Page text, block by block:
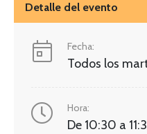
Detalle del evento
Fecha:
Todos los
Hora:
De 10:30 a